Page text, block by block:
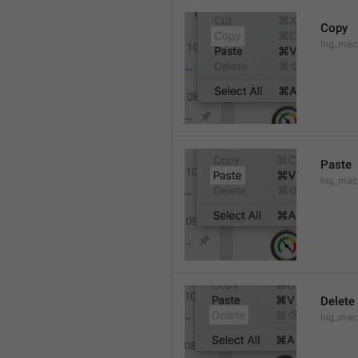
Copy
Paste
Delete